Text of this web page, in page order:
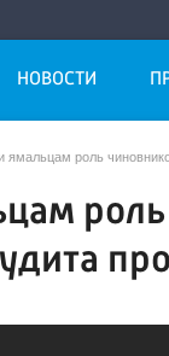
НОВОСТИ
ямальцам роль